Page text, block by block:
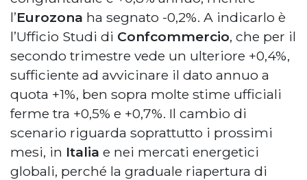
l’Eurozona ha segnato -0,2%. A indicarlo è
l’Ufficio Studi di Confcommercio, che per il
secondo trimestre vede un ulteriore +0,4%,
sufficiente ad avvicinare il dato annuo a
quota +1%, ben sopra molte stime ufficiali
ferme tra +0,5% e +0,7%. Il cambio di
scenario riguarda soprattutto i prossimi
mesi, in Italia e nei mercati energetici
globali, perché la graduale riapertura di